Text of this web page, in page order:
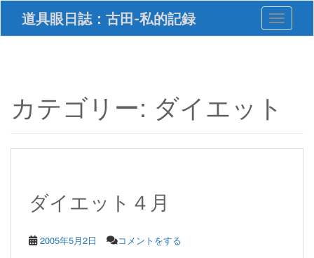
i
道具眼日誌：古田-私的記録 Toggle
カテゴリー: ダイエット
ダイエット４月
2005年5月2日 コメントをする